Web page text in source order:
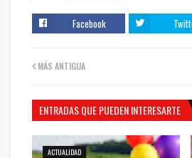
Facebook
MÁS ANTIGUA
ENTRADAS QUE PUEDEN INTERESARTE
ACTUALIDAD